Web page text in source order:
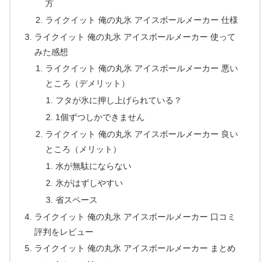
方
ライクイット 俺の丸氷 アイスボールメーカー 仕様
ライクイット 俺の丸氷 アイスボールメーカー 使って
みた感想
ライクイット 俺の丸氷 アイスボールメーカー 悪い
ところ（デメリット）
フタが氷に押し上げられている？
1個ずつしかできません
ライクイット 俺の丸氷 アイスボールメーカー 良い
ところ（メリット）
水が無駄にならない
氷がはずしやすい
省スペース
ライクイット 俺の丸氷 アイスボールメーカー 口コミ
評判をレビュー
ライクイット 俺の丸氷 アイスボールメーカー まとめ